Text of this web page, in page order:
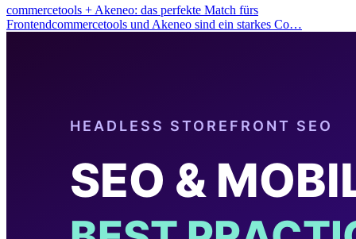
commercetools + Akeneo: das perfekte Match fürs
Frontendcommercetools und Akeneo sind ein starkes Co…